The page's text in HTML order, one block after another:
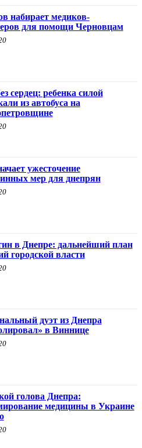
набирает медиков-
для помощи Черновцам
сердец: ребенка силой
из автобуса на
ужесточение
мер для днепрян
в Днепре: дальнейший план
городской власти
дуэт из Днепра
в Виннице
голова Днепра:
медицины в Украине